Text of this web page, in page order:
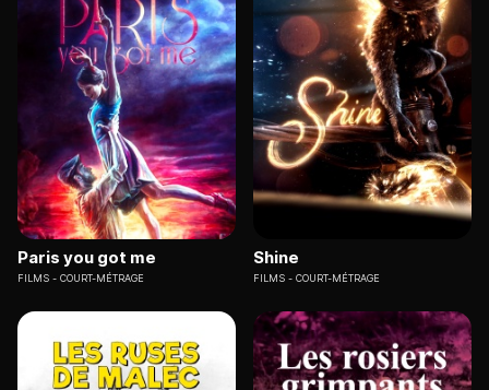
Paris you got me
FILMS COURT-MÉTRAGE
Shine
FILMS COURT-MÉTRAGE